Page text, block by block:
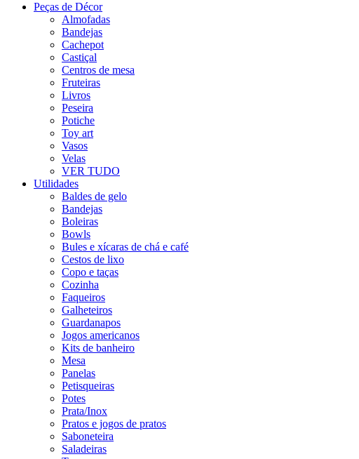
Peças de Décor
Almofadas
Bandejas
Cachepot
Castiçal
Centros de mesa
Fruteiras
Livros
Peseira
Potiche
Toy art
Vasos
Velas
VER TUDO
Utilidades
Baldes de gelo
Bandejas
Boleiras
Bowls
Bules e xícaras de chá e café
Cestos de lixo
Copo e taças
Cozinha
Faqueiros
Galheteiros
Guardanapos
Jogos americanos
Kits de banheiro
Mesa
Panelas
Petisqueiras
Potes
Prata/Inox
Pratos e jogos de pratos
Saboneteira
Saladeiras